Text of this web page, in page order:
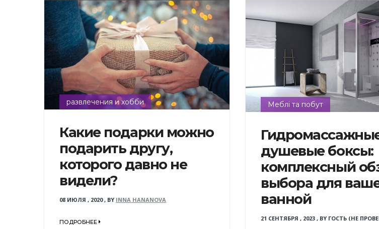
развлечения и хобби
Какие подарки можно
подарить другу,
которого давно не
видели?
08 ИЮЛЯ , 2020, BY INNA HANANOVA
ПОДРОБНЕЕ
Меблі та побут
душевые боксы:
комплексный
выбора для
ванной
21 СЕНТЯБРЯ , 2023, BY ГОСТЬ (НЕ